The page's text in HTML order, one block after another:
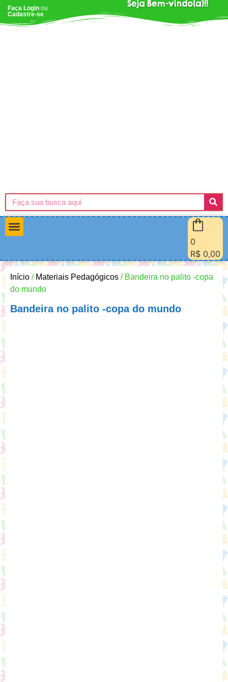
Faça Login ou
Cadastre-se
Seja Bem-vindo(a)!!
0
R$ 0,00
Início / Materiais Pedagógicos / Bandeira no palito -copa
do mundo
Bandeira no palito -copa do mundo